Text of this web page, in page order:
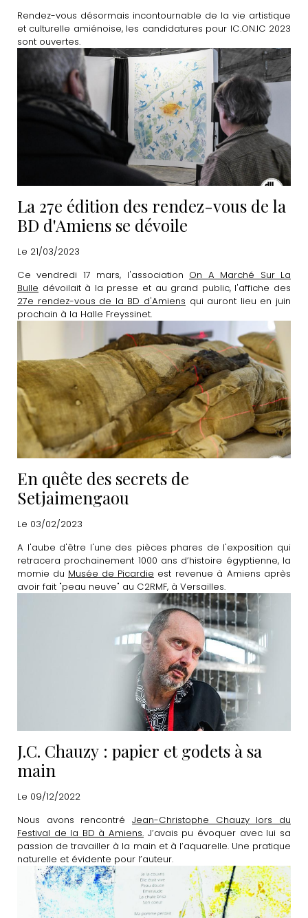
Rendez-vous désormais incontournable de la vie artistique
et culturelle amiénoise, les candidatures pour IC.ON.IC 2023
sont ouvertes.
La 27e édition des rendez-vous de la
BD d'Amiens se dévoile
Le 21/03/2023
Ce vendredi 17 mars, l'association On A Marché Sur La
Bulle dévoilait à la presse et au grand public, l'affiche des
27e rendez-vous de la BD d'Amiens qui auront lieu en juin
prochain à la Halle Freyssinet.
En quête des secrets de
Setjaimengaou
Le 03/02/2023
A l'aube d'être l'une des pièces phares de l'exposition qui
retracera prochainement 1000 ans d’histoire égyptienne, la
momie du Musée de Picardie est revenue à Amiens après
avoir fait "peau neuve" au C2RMF, à Versailles.
J.C. Chauzy : papier et godets à sa
main
Le 09/12/2022
Nous avons rencontré Jean-Christophe Chauzy lors du
Festival de la BD à Amiens. J’avais pu évoquer avec lui sa
passion de travailler à la main et à l’aquarelle. Une pratique
naturelle et évidente pour l’auteur.